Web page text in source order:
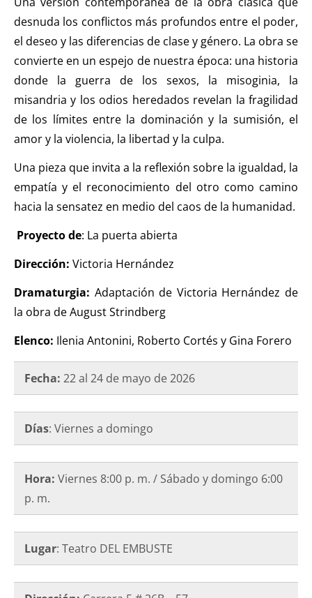
desnuda los conflictos más profundos entre el poder,
el deseo y las diferencias de clase y género. La obra se
convierte en un espejo de nuestra época: una historia
donde la guerra de los sexos, la misoginia, la
misandria y los odios heredados revelan la fragilidad
de los límites entre la dominación y la sumisión, el
amor y la violencia, la libertad y la culpa.
Una pieza que invita a la reflexión sobre la igualdad, la
empatía y el reconocimiento del otro como camino
hacia la sensatez en medio del caos de la humanidad.
Proyecto de: La puerta abierta
Dirección: Victoria Hernández
Dramaturgia: Adaptación de Victoria Hernández de
la obra de August Strindberg
Elenco: Ilenia Antonini, Roberto Cortés y Gina Forero
Fecha: 22 al 24 de mayo de 2026
Días: Viernes a domingo
Hora: Viernes 8:00 p. m. / Sábado y domingo 6:00
p. m.
Lugar: Teatro DEL EMBUSTE